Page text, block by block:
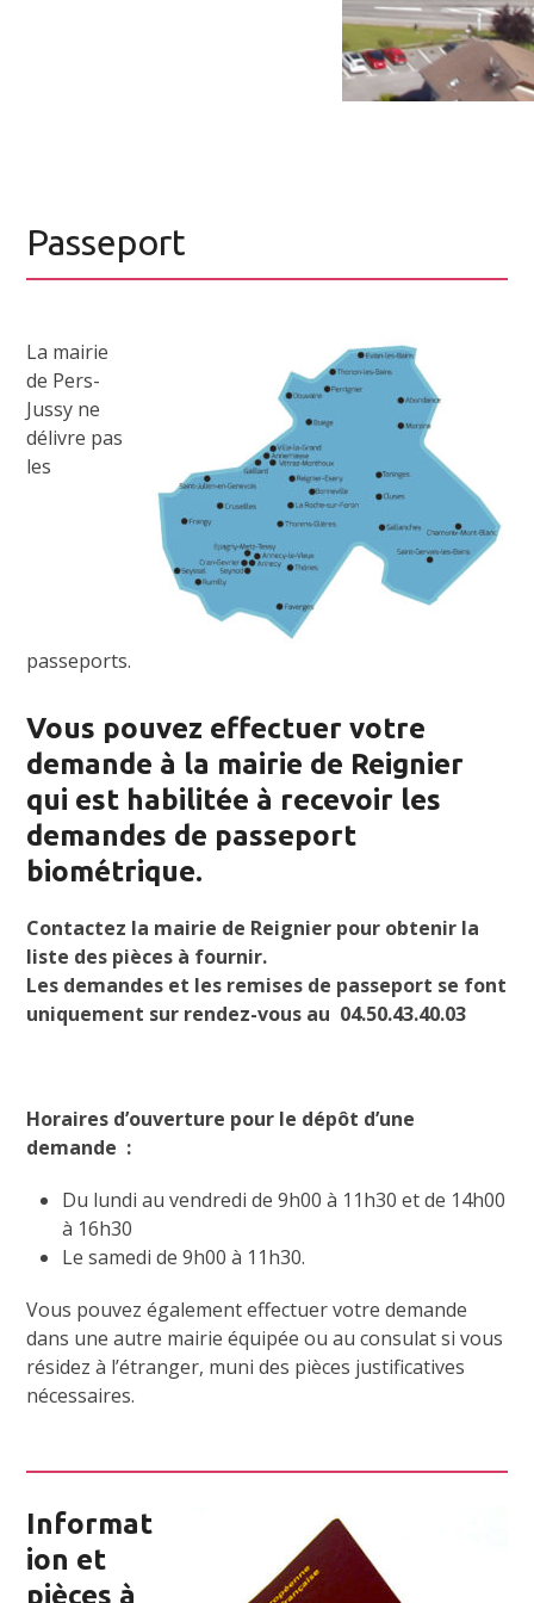
Passeport
La mairie
de Pers-
Jussy ne
délivre pas
les
passeports.
Vous pouvez effectuer votre
demande à la mairie de Reignier
qui est habilitée à recevoir les
demandes de passeport
biométrique.
Contactez la mairie de Reignier pour obtenir la
liste des pièces à fournir.
Les demandes et les remises de passeport se font
uniquement sur rendez-vous au 04.50.43.40.03
Horaires d’ouverture pour le dépôt d’une
demande :
Du lundi au vendredi de 9h00 à 11h30 et de 14h00
à 16h30
Le samedi de 9h00 à 11h30.
Vous pouvez également effectuer votre demande
dans une autre mairie équipée ou au consulat si vous
résidez à l’étranger, muni des pièces justificatives
nécessaires.
Informat
ion et
pièces à